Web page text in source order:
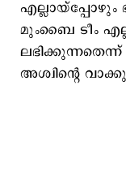
മുംബൈ ടീം
അശ്വിന്‍റെ